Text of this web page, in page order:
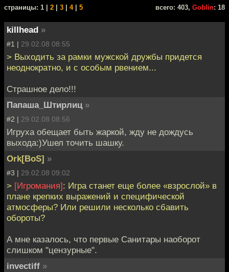
cтраницы: 1 | 2 3 4| 5 всего: 403, Goblin: 18
killhead »
#1 | 29.02.08 08:55
> Выходить за рамки мужской дружбы придется
неоднократно, и с особым рвением...
Страшное дело!!!
Папаша_Штирлиц »
#2 | 29.02.08 08:56
Игруха обещает быть жаркой, жду не дождусь
выхода:)Ушел точить шашку.
Ork[BoS] »
#3 | 29.02.08 09:02
> [Игромания]: Игра станет еще более «взрослой» в
плане крепких выражений и специфической
атмосферы? Или решили несколько сбавить
обороты?
А мне казалось, что первые Санитары наоборот
слишком "цензурные".
invectiff »